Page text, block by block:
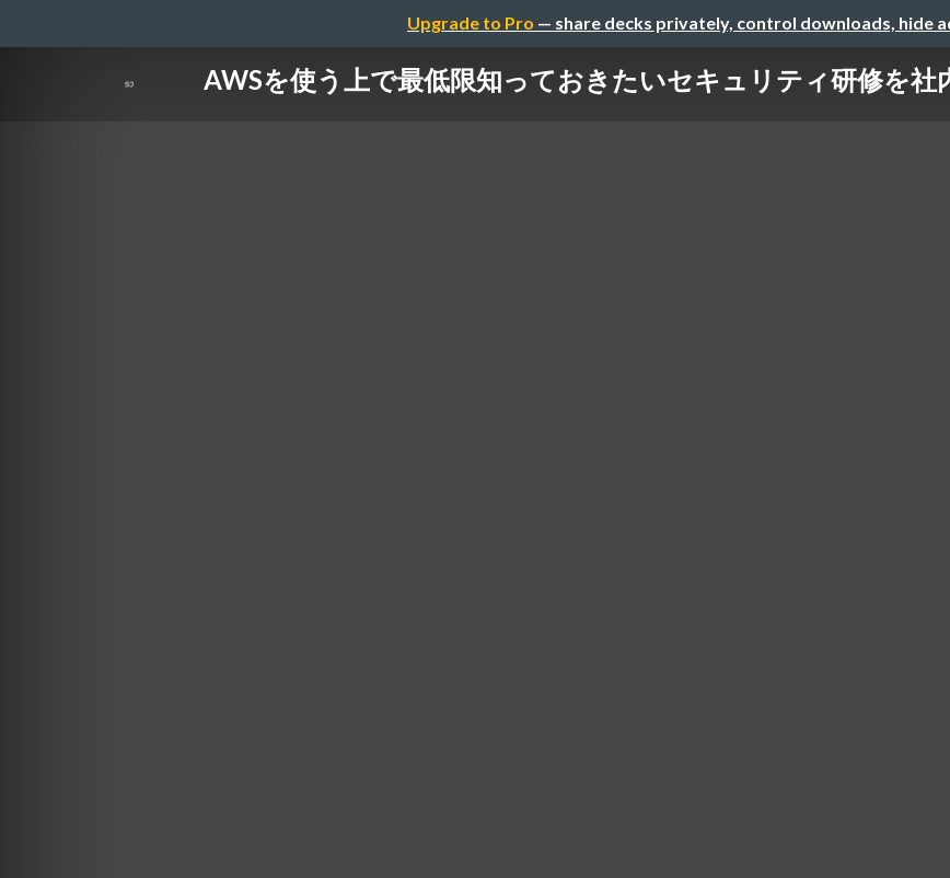
Upgrade to Pro — share decks privately, control downloads, hide
AWSを使う上で最低限知っておきたいセキュリティ研修を